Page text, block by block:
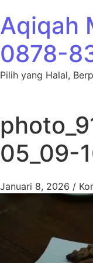
Aqiqah
0878-
Pilih yang Halal,
05_09-
Januari 8, 2026 /